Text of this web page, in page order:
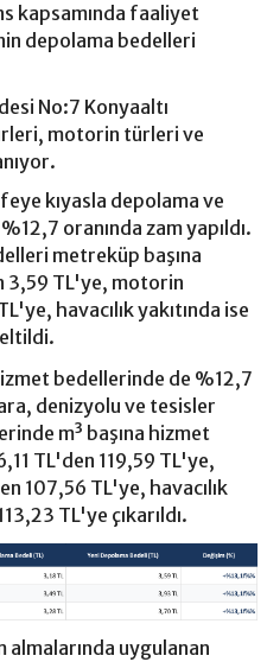
kapsamında faaliyet
depolama bedelleri
No:7 Konyaaltı
motorin türleri ve
kıyasla depolama ve
oranında zam yapıldı.
metreküp başına
3,59 TL'ye, motorin
havacılık yakıtında ise
bedellerinde de %12,7
denizyolu ve tesisler
m³ başına hizmet
TL'den 119,59 TL'ye,
107,56 TL'ye, havacılık
TL'ye çıkarıldı.
almalarında uygulanan